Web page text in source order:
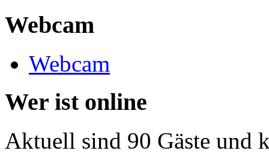
Webcam
Webcam
Wer ist online
Aktuell sind 90 Gäste und